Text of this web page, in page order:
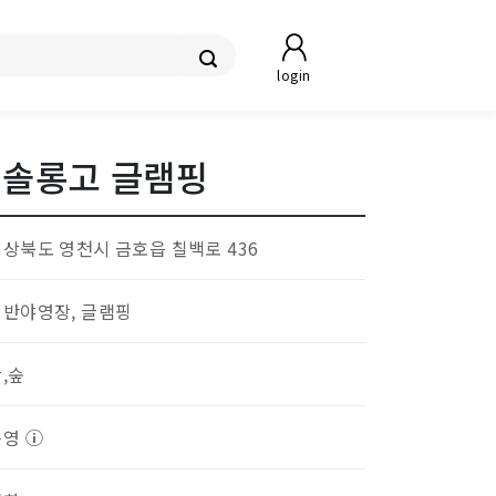
login
롱고 글램핑
북도 영천시 금호읍 칠백로 436
야영장, 글램핑
숲
ⓘ